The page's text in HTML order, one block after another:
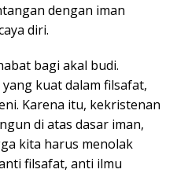
dengan iman
diri.
bagi akal budi.
kuat dalam filsafat,
Karena itu, kekristenan
di atas dasar iman,
kita harus menolak
filsafat, anti ilmu